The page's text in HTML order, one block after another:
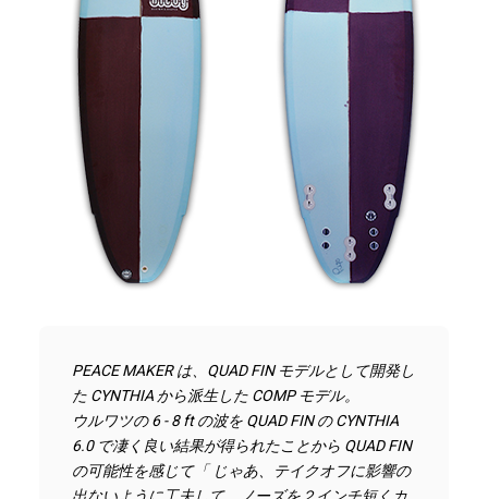
PEACE MAKER は、QUAD FIN モデルとして開発し
た CYNTHIA から派生した COMP モデル。
ウルワツの 6 - 8 ft の波を QUAD FIN の CYNTHIA
6.0 で凄く良い結果が得られたことから QUAD FIN
の可能性を感じて「 じゃあ、テイクオフに影響の